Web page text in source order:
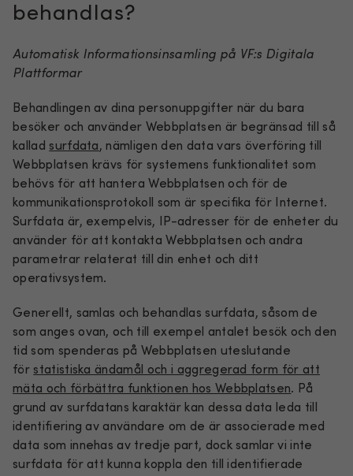
behandlas?
Automatisk Informationsinsamling på VF:s Digitala
Plattformar
Behandlingen av dina personuppgifter när du bara
besöker och använder Webbplatsen är begränsad till så
kallad surfdata, nämligen den data vars överföring till
Webbplatsen krävs för systemens funktionalitet som
behövs för att hantera Webbplatsen och för de
kommunikationsprotokoll som är specifika för Internet.
Surfdata är, exempelvis, IP-adresser för de enheter du
använder för att kontakta Webbplatsen och andra
parametrar relaterat till din enhet och ditt
operativsystem.
Generellt, samlas och behandlas surfdata, såsom de
som anges ovan, och till exempel antalet besök och den
tid som spenderas på Webbplatsen uteslutande
för statistiska ändamål och i aggregerad form för att
mäta och förbättra funktionen hos Webbplatsen. På
grund av surfdatans karaktär kan dessa data leda till
identifiering av användare om de är associerade med
data som innehas av tredje part, dock samlar vi inte
surfdata för att kunna koppla den till identifierade